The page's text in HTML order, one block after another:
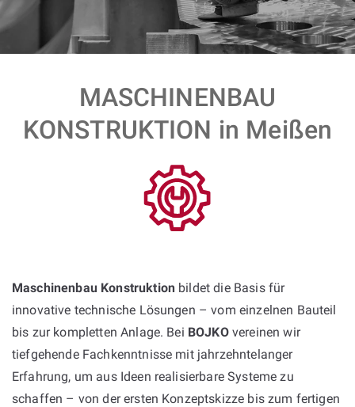
MASCHINENBAU
KONSTRUKTION in Meißen
Maschinenbau Konstruktion bildet die Basis für
innovative technische Lösungen – vom einzelnen Bauteil
bis zur kompletten Anlage. Bei BOJKOvereinen wir
tiefgehende Fachkenntnisse mit jahrzehntelanger
Erfahrung, um aus Ideen realisierbare Systeme zu
schaffen – von der ersten Konzeptskizze bis zum fertigen